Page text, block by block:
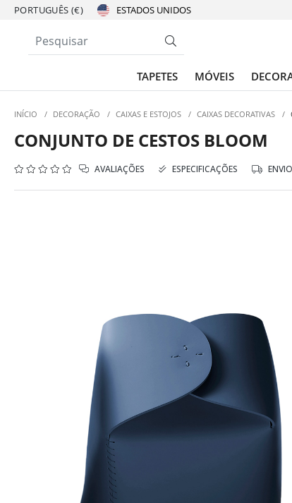
PORTUGUÊS (€)
TAPETES MÓVEIS
INÍCIO / DECORAÇÃO / CAIXAS E ESTOJOS / CAIXAS DECORATIVAS /
CONJUNTO DE CESTOS BLOOM
AVALIAÇÕES ESPECIFICAÇÕES